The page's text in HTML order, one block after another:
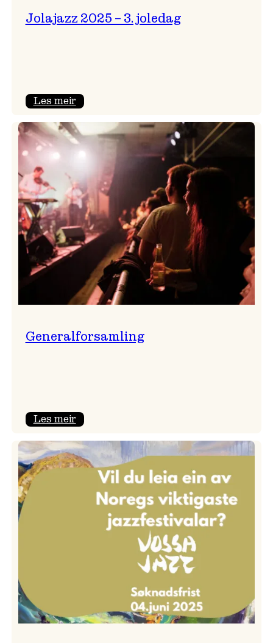
Jolajazz 2025 – 3. joledag
Les meir:
2025
–
joledag
Generalforsamling
Les meir: